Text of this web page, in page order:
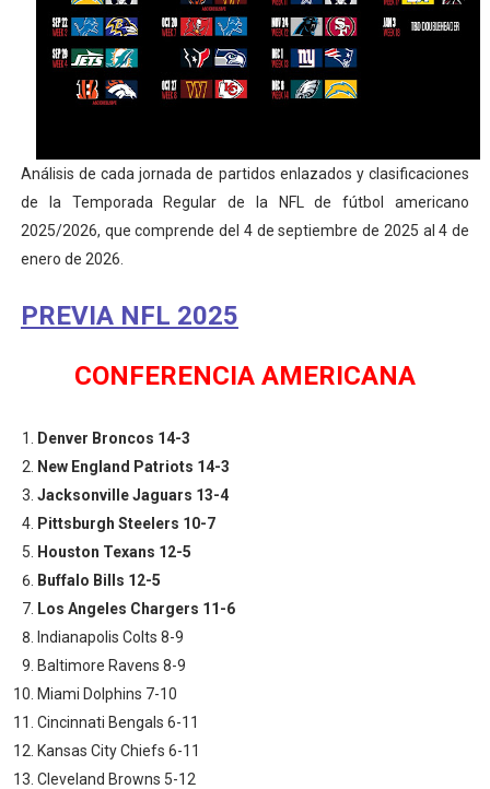
Athletes Unlimited Softball League 2026 - Las Utah
Mundial de piragüismo slalom 2026 (Oklahoma City,
Mundial de Fórmula 1 2026 - Lando Norris consigue
Campeonato de Europa de saltos 2026 (París,
Análisis de cada jornada de partidos enlazados y clasificaciones
de la Temporada Regular de la NFL de fútbol americano
2025/2026, que comprende del 4 de septiembre de 2025 al 4 de
enero de 2026.
PREVIA NFL 2025
CONFERENCIA AMERICANA
Denver Broncos 14-3
New England Patriots 14-3
Jacksonville Jaguars 13-4
Pittsburgh Steelers 10-7
Houston Texans 12-5
Buffalo Bills 12-5
Los Angeles Chargers 11-6
Indianapolis Colts 8-9
Baltimore Ravens 8-9
Miami Dolphins 7-10
Cincinnati Bengals 6-11
Kansas City Chiefs 6-11
Cleveland Browns 5-12